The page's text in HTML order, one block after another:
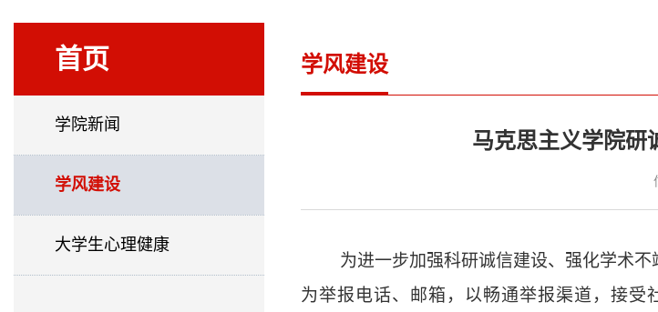
首页
学院新闻
学风建设
大学生心理健康
学风建设
马克思主义学院研
为进一步加强科研诚信建设、强化学术不
为举报电话、邮箱，以畅通举报渠道，接受